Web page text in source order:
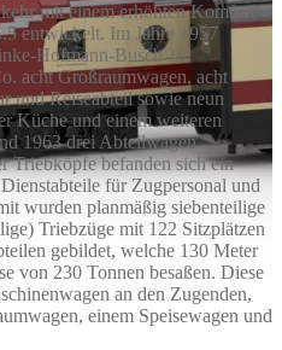
mit einem erhöhten Komfort
entwickelt. Im Jahre 1957
Hofmann-Busch 16
acht Großraumwagen, acht
und Reiseabteil sowie neun
Küche und einem weiteren
1963 drei Abteilwagen
Triebköpfe befanden sich ein
für Zugpersonal und
wurden planmäßig siebenteilige
Triebzüge mit 122 Sitzplätzen
gebildet, welche 130 Meter
von 230 Tonnen besaßen. Diese
an den Zugenden,
einem Speisewagen und